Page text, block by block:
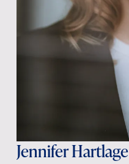
Jennifer Hartlage